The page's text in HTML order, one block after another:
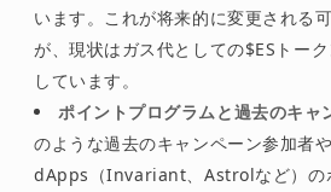
います。これが将来的に変更される
が、現状はガス代としての$ESトー
しています。
ポイントプログラムと過去のキャ
のような過去のキャンペーン参加者
dApps（Invariant、Astrolなど）の